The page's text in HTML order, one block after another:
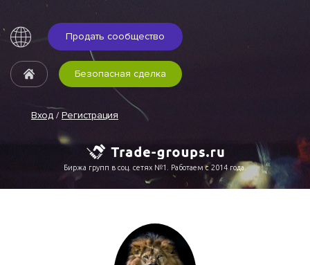
Продать сообщество
Вход / Регистрация
Безопасная сделка
Биржа групп в соц. сетях №1. Работаем с 2014 года.